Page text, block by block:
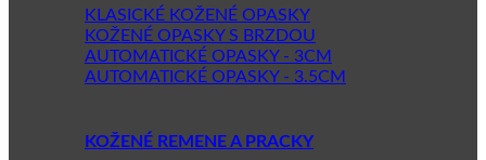
KLASICKÉ KOŽENÉ OPASKY
KOŽENÉ OPASKY S BRZDOU
AUTOMATICKÉ OPASKY - 3CM
AUTOMATICKÉ OPASKY - 3.5CM
KOŽENÉ REMENE A PRACKY